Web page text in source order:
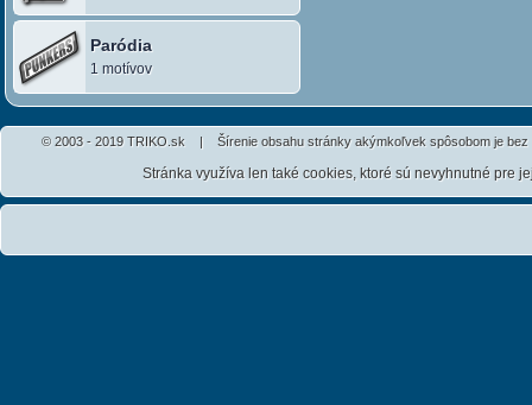
Paródia
1 motívov
© 2003 - 2019 TRIKO.sk | Šírenie obsahu stránky akýmkoľvek spôsobom je
Stránka využíva len také cookies, ktoré sú nevyhnutné pre